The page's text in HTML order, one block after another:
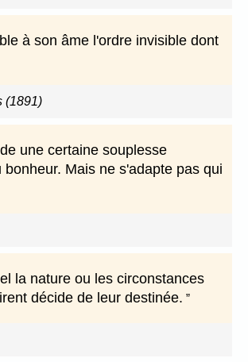
à son âme l'ordre invisible dont
(1891)
une certaine souplesse
Mais ne s'adapte pas qui
la nature ou les circonstances
décide de leur destinée.